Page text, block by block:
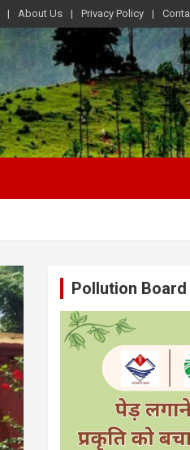
About Us Privacy Policy
Pollution Board